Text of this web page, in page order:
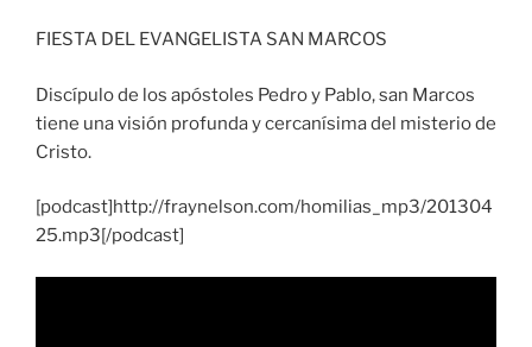
FIESTA DEL EVANGELISTA SAN MARCOS
Discípulo de los apóstoles Pedro y Pablo, san Marcos
tiene una visión profunda y cercanísima del misterio de
Cristo.
[podcast]http://fraynelson.com/homilias_mp3/201304
25.mp3[/podcast]